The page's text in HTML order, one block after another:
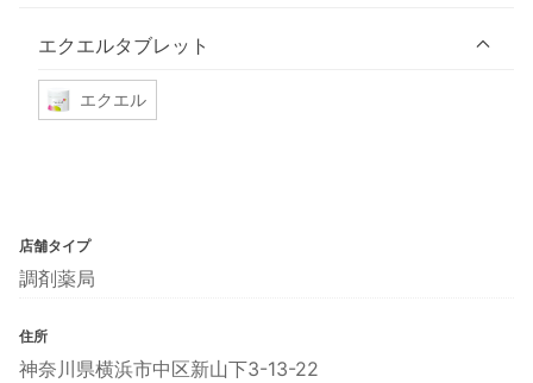
エクエルタブレット
エクエル
店舗タイプ
調剤薬局
住所
神奈川県横浜市中区新山下3-13-22